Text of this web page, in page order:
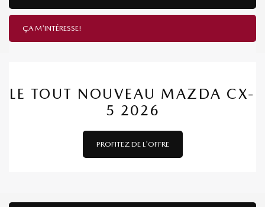
ÇA M'INTÉRESSE!
LE TOUT NOUVEAU MAZDA CX-
5 2026
PROFITEZ DE L'OFFRE